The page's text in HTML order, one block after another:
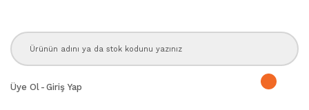
Üye Ol - Giriş Yap